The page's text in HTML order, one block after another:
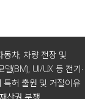
동차, 차량 전장 및
(BM), UI/UX 등 전기·
특허 출원 및 거절이유